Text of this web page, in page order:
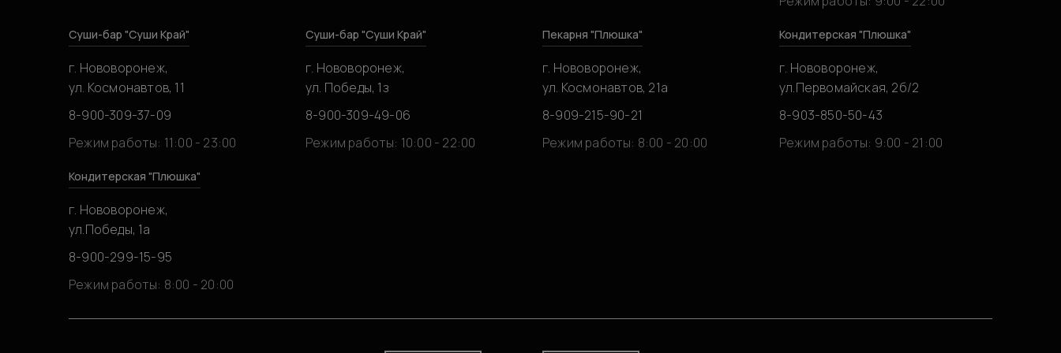
Суши-бар "Суши Край"
г. Нововоронеж,
ул. Космонавтов, 11
8-900-309-37-09
Режим работы: 11:00 - 23:00
Суши-бар "Суши Край"
г. Нововоронеж,
ул. Победы, 1з
8-900-309-49-06
Режим работы: 10:00 - 22:00
Пекарня "Плюшка"
г. Нововоронеж,
ул. Космонавтов, 21а
8-909-215-90-21
Режим работы: 8:00 - 20:00
Кондитерская "Плюшка"
г. Нововоронеж,
ул.Первомайская, 2б/2
8-903-850-50-43
Режим работы: 9:00 - 21:00
Кондитерская "Плюшка"
г. Нововоронеж,
ул.Победы, 1а
8-900-299-15-95
Режим работы: 8:00 - 20:00